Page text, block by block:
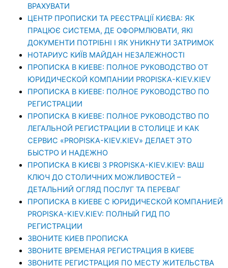
ВРАХУВАТИ
ЦЕНТР ПРОПИСКИ ТА РЕЄСТРАЦІЇ КИЄВА: ЯК
ПРАЦЮЄ СИСТЕМА, ДЕ ОФОРМЛЮВАТИ, ЯКІ
ДОКУМЕНТИ ПОТРІБНІ І ЯК УНИКНУТИ ЗАТРИМОК
НОТАРИУС КИЇВ МАЙДАН НЕЗАЛЕЖНОСТІ
ПРОПИСКА В КИЕВЕ: ПОЛНОЕ РУКОВОДСТВО ОТ
ЮРИДИЧЕСКОЙ КОМПАНИИ PROPISKA-KIEV.KIEV
ПРОПИСКА В КИЕВЕ: ПОЛНОЕ РУКОВОДСТВО ПО
РЕГИСТРАЦИИ
ПРОПИСКА В КИЕВЕ: ПОЛНОЕ РУКОВОДСТВО ПО
ЛЕГАЛЬНОЙ РЕГИСТРАЦИИ В СТОЛИЦЕ И КАК
СЕРВИС «PROPISKA-KIEV.KIEV» ДЕЛАЕТ ЭТО
БЫСТРО И НАДЕЖНО
ПРОПИСКА В КИЄВІ З PROPISKA-KIEV.KIEV: ВАШ
КЛЮЧ ДО СТОЛИЧНИХ МОЖЛИВОСТЕЙ –
ДЕТАЛЬНИЙ ОГЛЯД ПОСЛУГ ТА ПЕРЕВАГ
ПРОПИСКА В КИЕВЕ С ЮРИДИЧЕСКОЙ КОМПАНИЕЙ
PROPISKA-KIEV.KIEV: ПОЛНЫЙ ГИД ПО
РЕГИСТРАЦИИ
ЗВОНИТЕ КИЕВ ПРОПИСКА
ЗВОНИТЕ ВРЕМЕНАЯ РЕГИСТРАЦИЯ В КИЕВЕ
ЗВОНИТЕ РЕГИСТРАЦИЯ ПО МЕСТУ ЖИТЕЛЬСТВА